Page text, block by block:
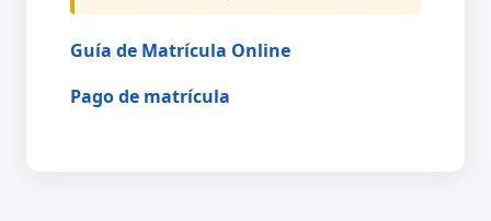
Guía de Matrícula Online
Pago de matrícula